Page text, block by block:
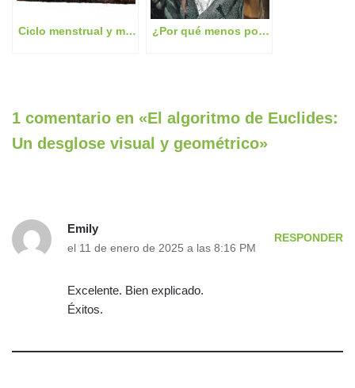
Ciclo menstrual y matemáticas: ¿Una conexión ancestral? ¿Por qué menos por menos es más? 7 demostraciones y 2 ejemplos cotidianos
1 comentario en «El algoritmo de Euclides:
Un desglose visual y geométrico»
Emily
el 11 de enero de 2025 a las 8:16 PM
RESPONDER
Excelente. Bien explicado.
Éxitos.